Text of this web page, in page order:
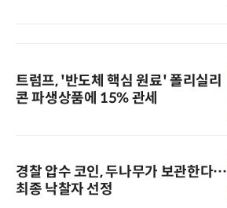
트럼프, '반도체 핵심 원료' 폴리실리
콘 파생상품에 15% 관세
경찰 압수 코인, 두나무가 보관한다…
최종 낙찰자 선정